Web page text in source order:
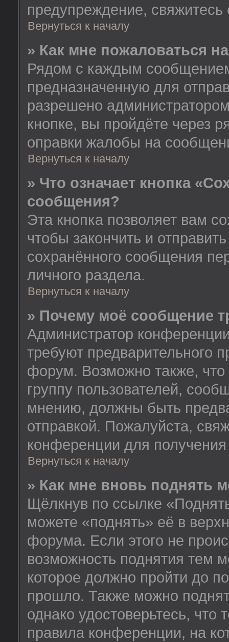
предупреждение,
Вернуться к началу
» Как мне пожаловаться
Рядом с каждым
предназначенную для
разрешено
кнопке, вы пройдёте через
оправки жалобы на
Вернуться к началу
» Что означает кнопка
сообщения?
Эта кнопка позволяет вам
чтобы закончить и
сохранённого сообщения
личного раздела.
Вернуться к началу
» Почему моё сообщение
Администратор
требуют предварительного
форум. Возможно также, что
группу пользователей,
мнению, должны быть
отправкой. Пожалуйста,
конференции для
Вернуться к началу
» Как мне вновь поднять
Щёлкнув по ссылке
можете «поднять» её в
форума. Если этого не
возможность поднятия тем
которое должно пройти до
прошло. Также можно
однако удостоверьтесь,
правила конференции, на